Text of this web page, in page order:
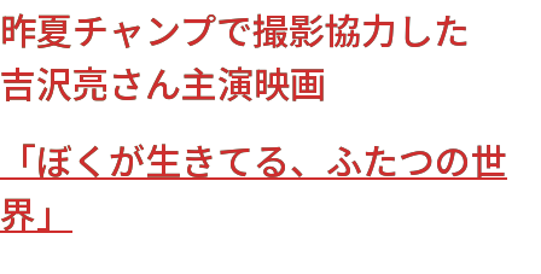
昨夏チャンプで撮影協力した
吉沢亮さん主演映画
「ぼくが生きてる、ふたつの世
界」